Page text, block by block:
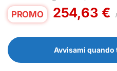
PROMO 254,63 €
Avvisami